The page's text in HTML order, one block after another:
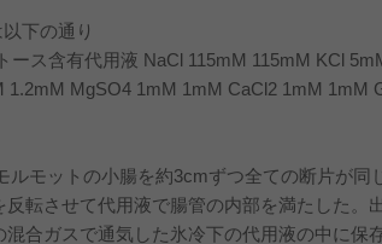
下の通り
ース含有代用液 NaCl 115mM 115mM KCl
1.2mM MgSO4 1mM 1mM CaCl2 1mM 1mM
モットの小腸を約3cmずつ全ての断片が同
反転させて代用液で腸管の内部を満たした
混合ガスで通気した氷冷下の代用液の中に保